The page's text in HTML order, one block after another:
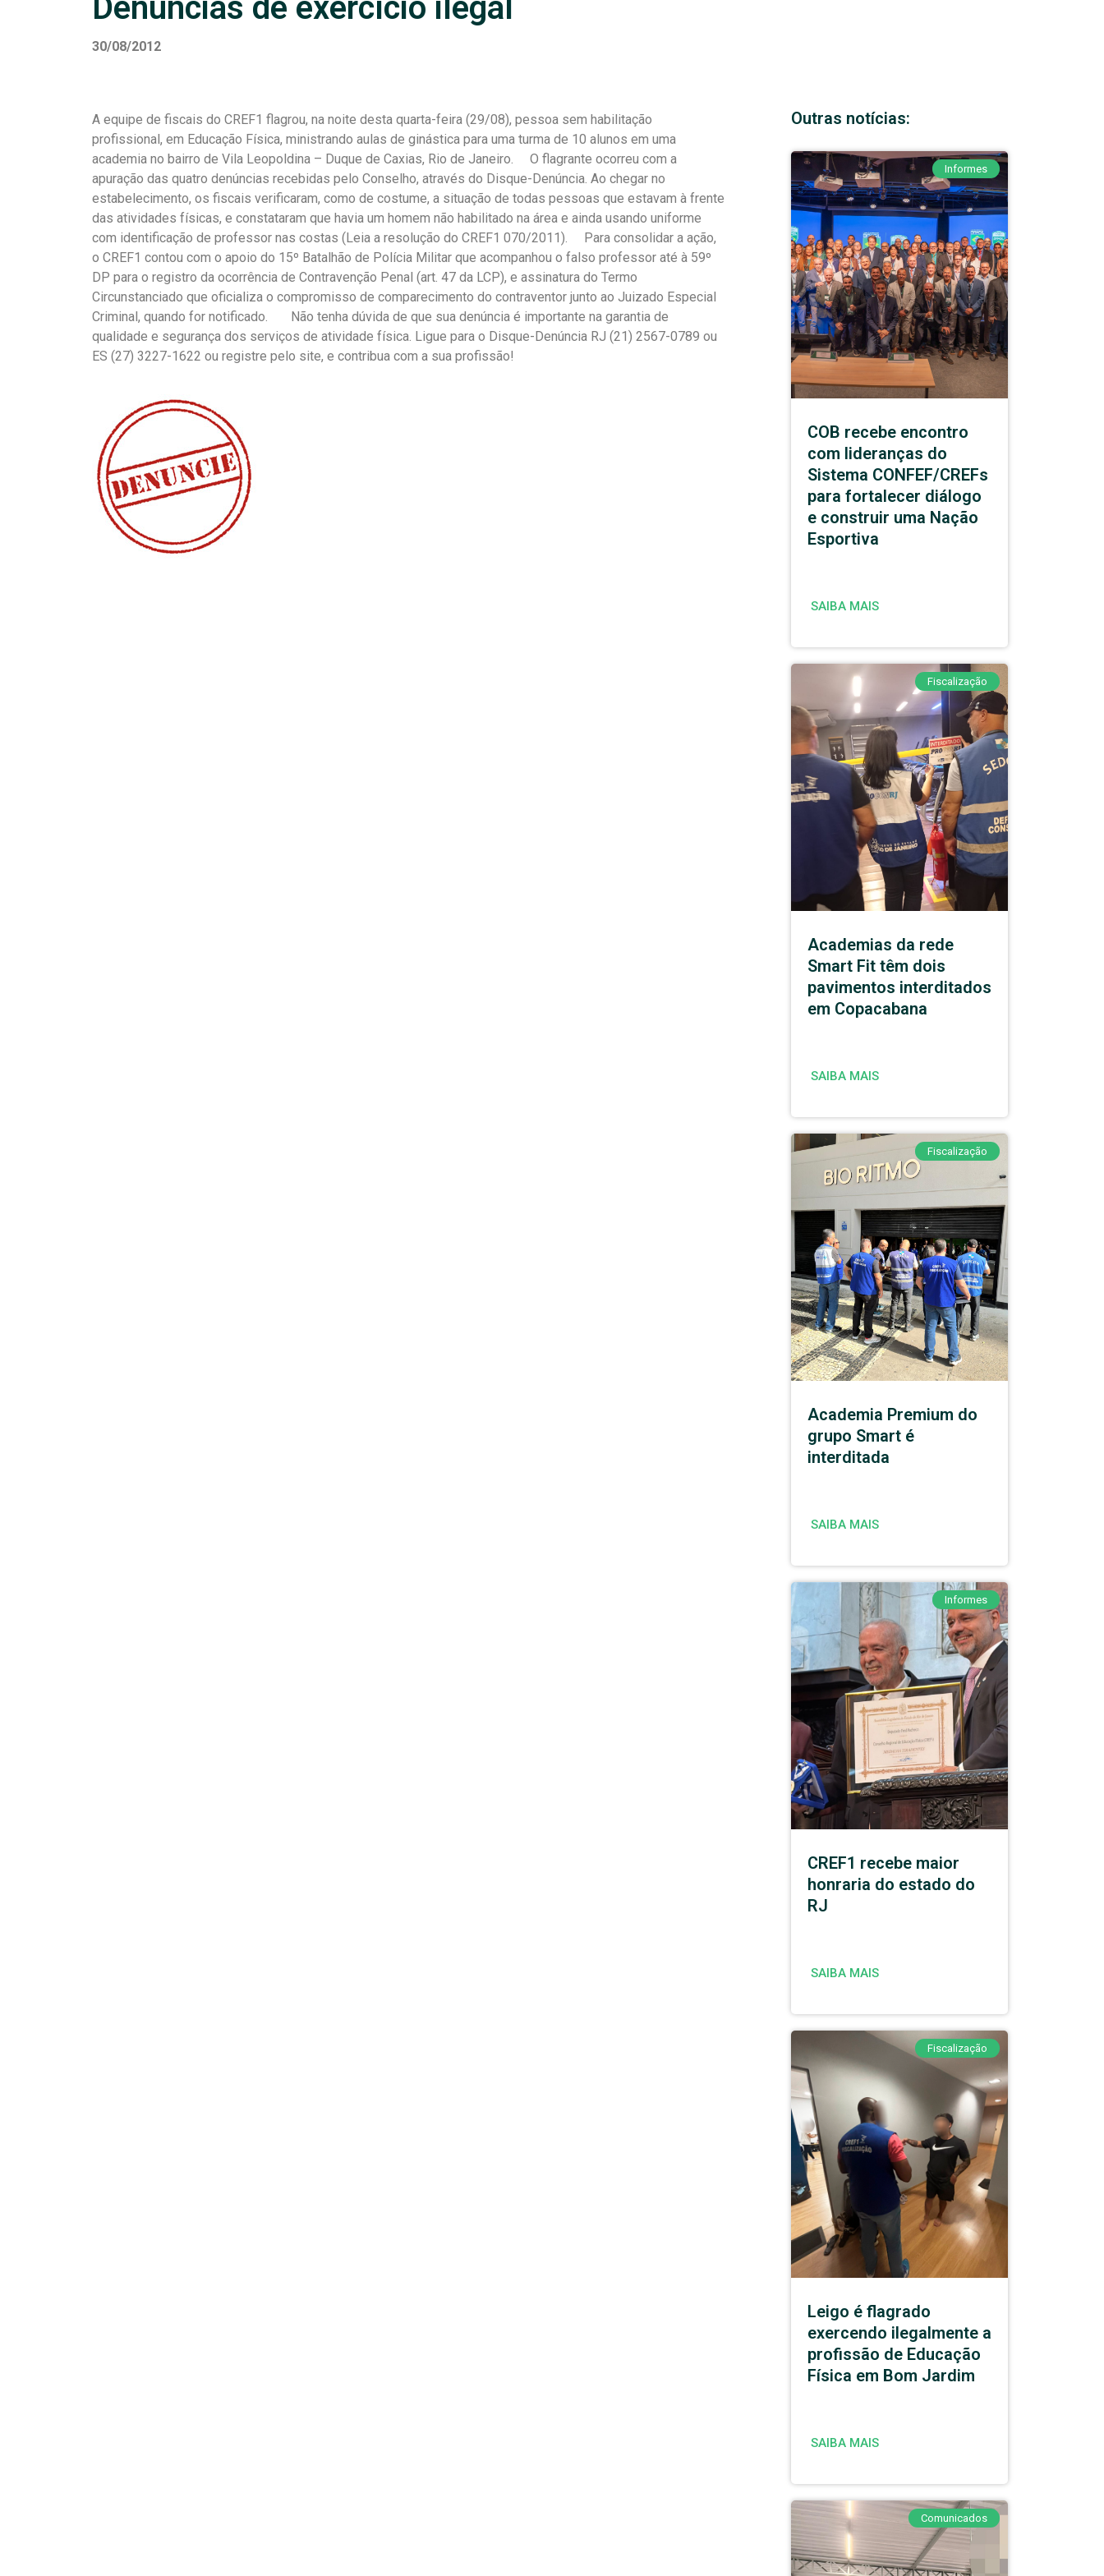
Denúncias de exercício ilegal
30/08/2012
A equipe de fiscais do CREF1 flagrou, na noite desta quarta-feira (29/08), pessoa sem habilitação
profissional, em Educação Física, ministrando aulas de ginástica para uma turma de 10 alunos em uma
academia no bairro de Vila Leopoldina – Duque de Caxias, Rio de Janeiro. O flagrante ocorreu com a
apuração das quatro denúncias recebidas pelo Conselho, através do Disque-Denúncia. Ao chegar no
estabelecimento, os fiscais verificaram, como de costume, a situação de todas pessoas que estavam à frente
das atividades físicas, e constataram que havia um homem não habilitado na área e ainda usando uniforme
com identificação de professor nas costas (Leia a resolução do CREF1 070/2011). Para consolidar a ação,
o CREF1 contou com o apoio do 15º Batalhão de Polícia Militar que acompanhou o falso professor até à 59º
DP para o registro da ocorrência de Contravenção Penal (art. 47 da LCP), e assinatura do Termo
Circunstanciado que oficializa o compromisso de comparecimento do contraventor junto ao Juizado Especial
Criminal, quando for notificado. Não tenha dúvida de que sua denúncia é importante na garantia de
qualidade e segurança dos serviços de atividade física. Ligue para o Disque-Denúncia RJ (21) 2567-0789 ou
ES (27) 3227-1622 ou registre pelo site, e contribua com a sua profissão!
Outras notícias:
Informes
COB recebe encontro
com lideranças do
Sistema CONFEF/CREFs
para fortalecer diálogo
e construir uma Nação
Esportiva
SAIBA MAIS
Fiscalização
Academias da rede
Smart Fit têm dois
pavimentos interditados
em Copacabana
SAIBA MAIS
Fiscalização
Academia Premium do
grupo Smart é
interditada
SAIBA MAIS
Informes
CREF1 recebe maior
honraria do estado do
RJ
SAIBA MAIS
Fiscalização
Leigo é flagrado
exercendo ilegalmente a
profissão de Educação
Física em Bom Jardim
SAIBA MAIS
Comunicados